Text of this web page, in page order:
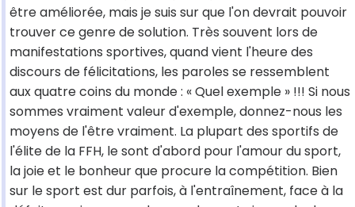
être améliorée, mais je suis sur que l'on devrait pouvoir
trouver ce genre de solution. Très souvent lors de
manifestations sportives, quand vient l'heure des
discours de félicitations, les paroles se ressemblent
aux quatre coins du monde : « Quel exemple » !!! Si nous
sommes vraiment valeur d'exemple, donnez-nous les
moyens de l'être vraiment. La plupart des sportifs de
l'élite de la FFH, le sont d'abord pour l'amour du sport,
la joie et le bonheur que procure la compétition. Bien
sur le sport est dur parfois, à l'entraînement, face à la